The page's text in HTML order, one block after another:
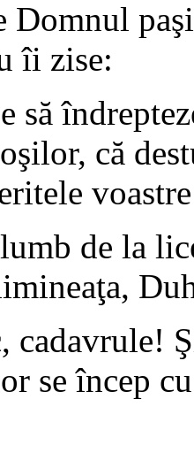
Domnul
îi zise:
că
de la
se încep